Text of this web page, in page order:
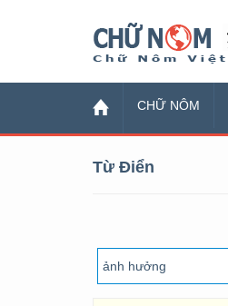
CHỮ NÔM
Từ Điển